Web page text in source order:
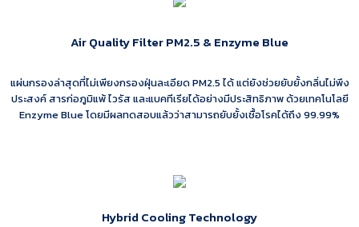
Air Quality Filter PM2.5 & Enzyme Blue
แผ่นกรองล่าสุดที่ไม่เพียงกรองฝุ่นละเอียด PM2.5 ได้ แต่ยังช่วยยับยั้งกลิ่นไม่พึง
ประสงค์ สารก่อภูมิแพ้ ไวรัส และแบคทีเรียได้อย่างมีประสิทธิภาพ ด้วยเทคโนโลยี
Enzyme Blue โดยมีผลทดสอบแล้วว่าสามารถยับยั้งเชื้อโรคได้ถึง 99.99%
Hybrid Cooling Technology